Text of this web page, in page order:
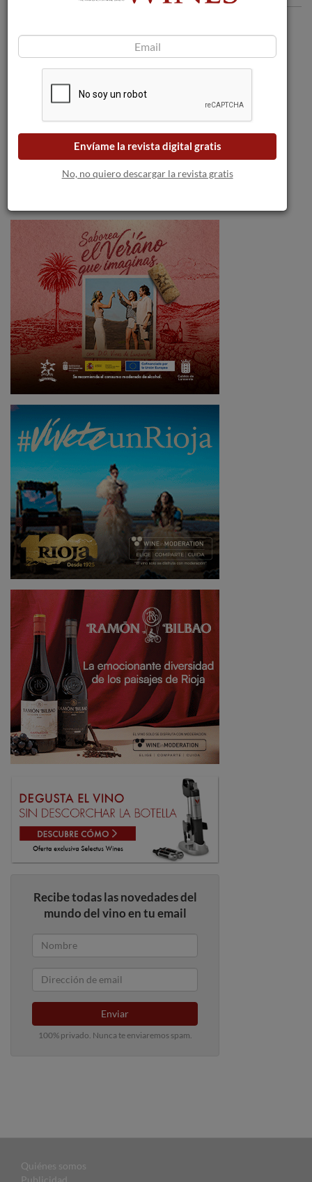
Recibe todas las novedades del
mundo del vino en tu email
Enviar
100% privado. Nunca te enviaremos spam.
Quiénes somos
Publicidad
Envíame la revista digital gratis
No, no quiero descargar la revista gratis